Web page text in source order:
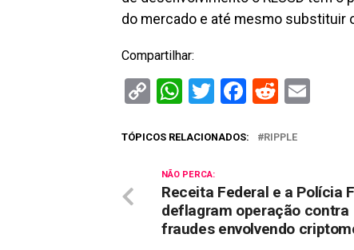
do mercado e até mesmo substituir
Compartilhar:
CopyWhatsApp
Twitter
Facebook
Reddit
TÓPICOS RELACIONADOS: RIPPLE
NÃO PERCA:
Receita Federal e a Polícia
deflagram operação contra
fraudes envolvendo